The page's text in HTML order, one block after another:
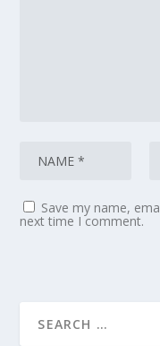
Save my name,
next time I comment.